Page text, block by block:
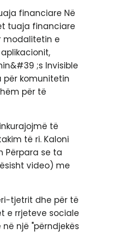
financiare Në
tuaja financiare
modalitetin e
;s Invisible
për komunitetin
për të
të
të ri. Kaloni
Përpara se ta
video) me
tjetrit dhe për të
e rrjeteve sociale
një "përndjekës